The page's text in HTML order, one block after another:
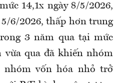
14,1x ngày 8/5/2026,
5/6/2026, thấp hơn trung
3 năm qua tại mức
vừa qua đã khiến nhóm
nhóm vốn hóa nhỏ trở